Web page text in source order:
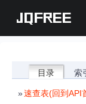
JQFREE
目录 索引
»速查表(回到API